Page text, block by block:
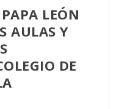
LEÓN
AULAS Y
DE